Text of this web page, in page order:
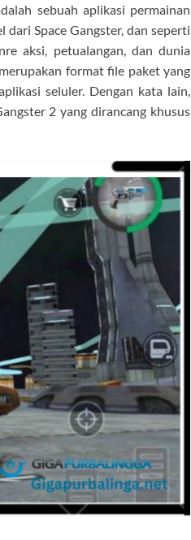
sebuah aplikasi permainan
dari Space Gangster, dan seperti
aksi, petualangan, dan dunia
format file paket yang
seluler. Dengan kata lain,
2 yang dirancang khusus